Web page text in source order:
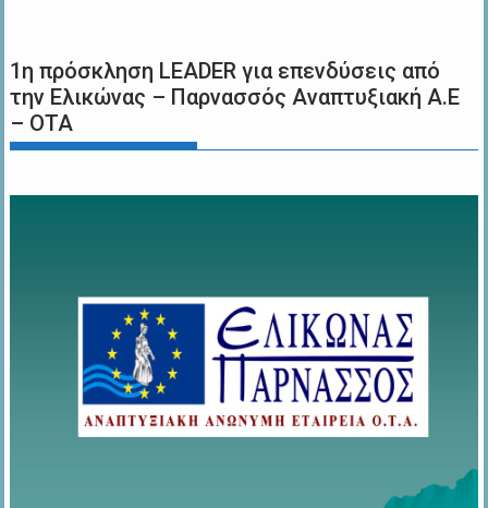
1η πρόσκληση LEADER για επενδύσεις από
την Ελικώνας – Παρνασσός Αναπτυξιακή Α.Ε
– ΟΤΑ